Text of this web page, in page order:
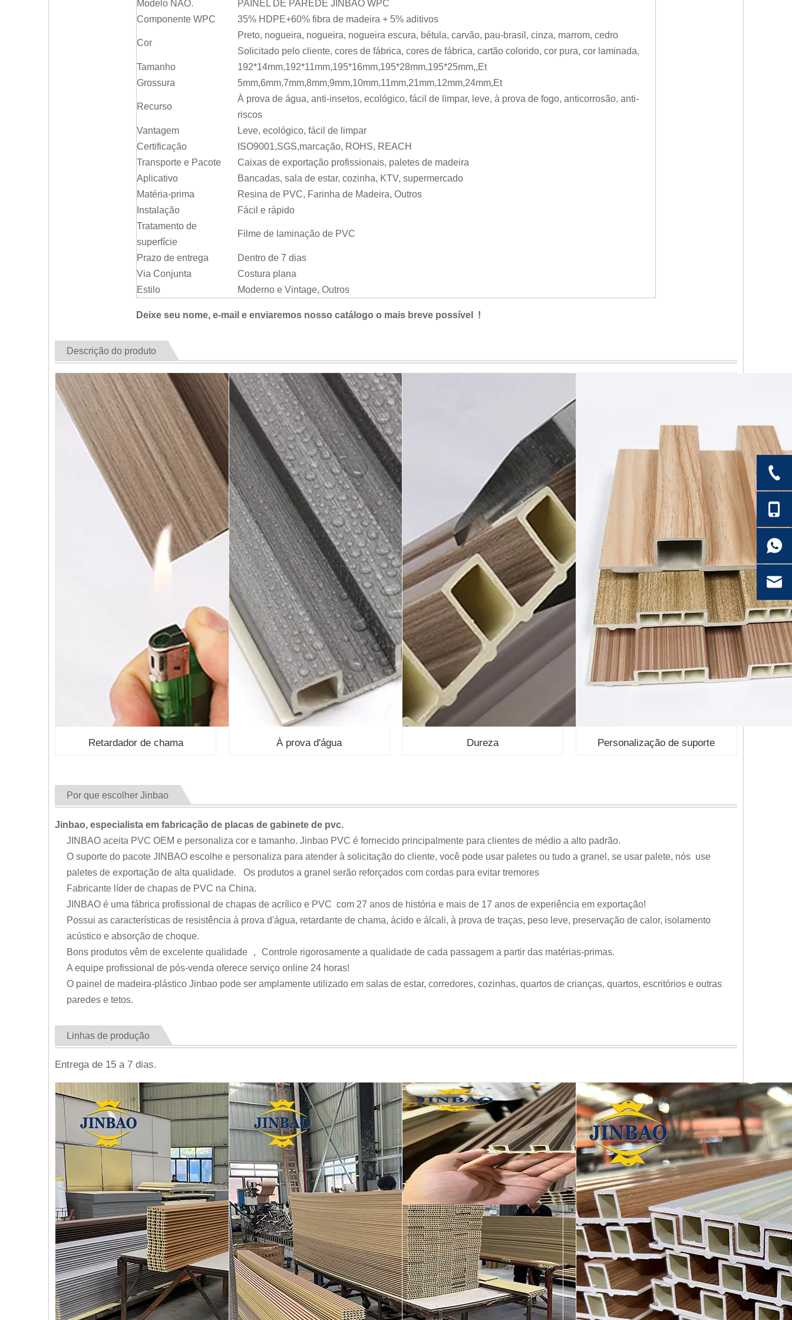
Modelo NÃO.
PAINEL DE PAREDE JINBAO WPC
Componente WPC
35% HDPE+60% fibra de madeira + 5% aditivos
Cor
Preto, nogueira, nogueira, nogueira escura, bétula, carvão, pau-brasil, cinza, marrom, cedro
Solicitado pelo cliente, cores de fábrica, cores de fábrica, cartão colorido, cor pura, cor laminada,
Tamanho
192*14mm,192*11mm,195*16mm,195*28mm,195*25mm,,Et
Grossura
5mm,6mm,7mm,8mm,9mm,10mm,11mm,21mm,12mm,24mm,Et
Recurso
À prova de água, anti-insetos, ecológico, fácil de limpar, leve, à prova de fogo, anticorrosão, anti-
riscos
Vantagem
Leve, ecológico, fácil de limpar
Certificação
ISO9001,SGS,marcação, ROHS, REACH
Transporte e Pacote
Caixas de exportação profissionais, paletes de madeira
Aplicativo
Bancadas, sala de estar, cozinha, KTV, supermercado
Matéria-prima
Resina de PVC, Farinha de Madeira, Outros
Instalação
Fácil e rápido
Tratamento de
superfície
Filme de laminação de PVC
Prazo de entrega
Dentro de 7 dias
Via Conjunta
Costura plana
Estilo
Moderno e Vintage, Outros
Deixe seu nome, e-mail e enviaremos nosso catálogo o mais breve possível !
Descrição do produto
Retardador de chama À prova d'água Dureza Personalização de suporte
Por que escolher Jinbao
Jinbao, especialista em fabricação de placas de gabinete de pvc.
JINBAO aceita PVC OEM e personaliza cor e tamanho. Jinbao PVC é fornecido principalmente para clientes de médio a alto padrão.
O suporte do pacote JINBAO escolhe e personaliza para atender à solicitação do cliente, você pode usar paletes ou tudo a granel, se usar palete, nós use
paletes de exportação de alta qualidade. Os produtos a granel serão reforçados com cordas para evitar tremores
Fabricante líder de chapas de PVC na China.
JINBAO é uma fábrica profissional de chapas de acrílico e PVC com 27 anos de história e mais de 17 anos de experiência em exportação!
Possui as características de resistência à prova d'água, retardante de chama, ácido e álcali, à prova de traças, peso leve, preservação de calor, isolamento
acústico e absorção de choque.
Bons produtos vêm de excelente qualidade ， Controle rigorosamente a qualidade de cada passagem a partir das matérias-primas.
A equipe profissional de pós-venda oferece serviço online 24 horas!
O painel de madeira-plástico Jinbao pode ser amplamente utilizado em salas de estar, corredores, cozinhas, quartos de crianças, quartos, escritórios e outras
paredes e tetos.
Linhas de produção
Entrega de 15 a 7 dias.